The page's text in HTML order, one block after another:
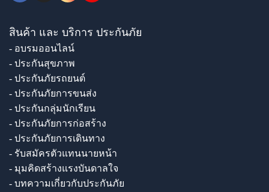
สินค้า และ บริการ ประกันภัย
- อบรมออนไลน์
- ประกันสุขภาพ
- ประกันภัยรถยนต์
- ประกันภัยการขนส่ง
- ประกันกลุ่มนักเรียน
- ประกันภัยการก่อสร้าง
- ประกันภัยการเดินทาง
- รับสมัครตัวแทนนายหน้า
- มุมคิดสร้างแรงบันดาลใจ
- บทความเกี่ยวกับประกันภัย